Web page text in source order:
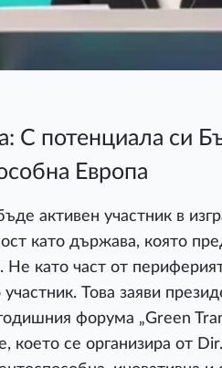
С потенциала си
Европа
активен участник в
като държава, която
Не като част от
Това заяви
форума „Green
което се организира от